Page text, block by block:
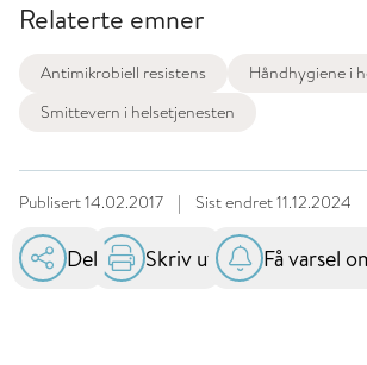
Relaterte emner
Antimikrobiell resistens
Håndhygiene i
Smittevern i helsetjenesten
Publisert14.02.2017 | Sist endret11.12.2024
Del Skriv ut Få varsel